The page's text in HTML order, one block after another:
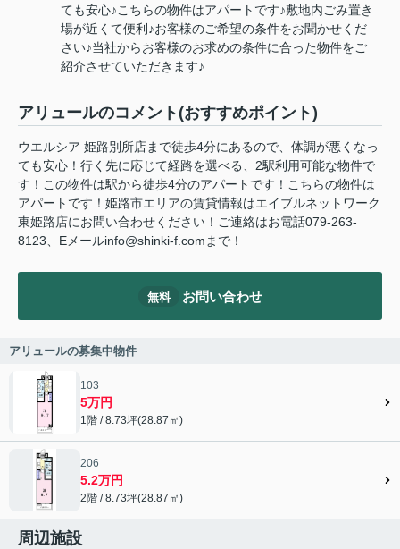
ても安心♪こちらの物件はアパートです♪敷地内ごみ置き
場が近くて便利♪お客様のご希望の条件をお聞かせくだ
さい♪当社からお客様のお求めの条件に合った物件をご
紹介させていただきます♪
アリュールのコメント(おすすめポイント)
ウエルシア 姫路別所店まで徒歩4分にあるので、体調が悪くなっ
ても安心！行く先に応じて経路を選べる、2駅利用可能な物件で
す！この物件は駅から徒歩4分のアパートです！こちらの物件は
アパートです！姫路市エリアの賃貸情報はエイブルネットワーク
東姫路店にお問い合わせください！ご連絡はお電話079-263-
8123、Eメールinfo@shinki-f.comまで！
無料 お問い合わせ
アリュールの募集中物件
103
5万円
1階 / 8.73坪(28.87㎡)
206
5.2万円
2階 / 8.73坪(28.87㎡)
周辺施設